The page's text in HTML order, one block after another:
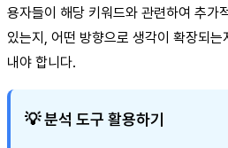
용자들이 해당 키워드와 관련하여 추가
있는지, 어떤 방향으로 생각이 확장되는
내야 합니다.
💡 분석 도구 활용하기